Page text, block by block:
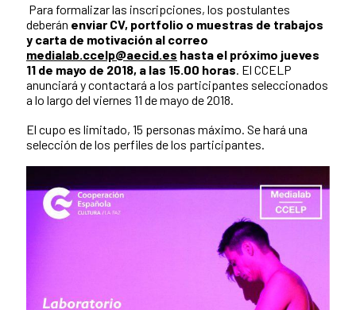
Para formalizar las inscripciones, los postulantes
deberán enviar CV, portfolio o muestras de trabajos
y carta de motivación al correo
medialab.ccelp@aecid.es hasta el próximo jueves
11 de mayo de 2018, a las 15.00 horas . El CCELP
anunciará y contactará a los participantes seleccionados
a lo largo del viernes 11 de mayo de 2018.
El cupo es limitado, 15 personas máximo. Se hará una
selección de los perfiles de los participantes.